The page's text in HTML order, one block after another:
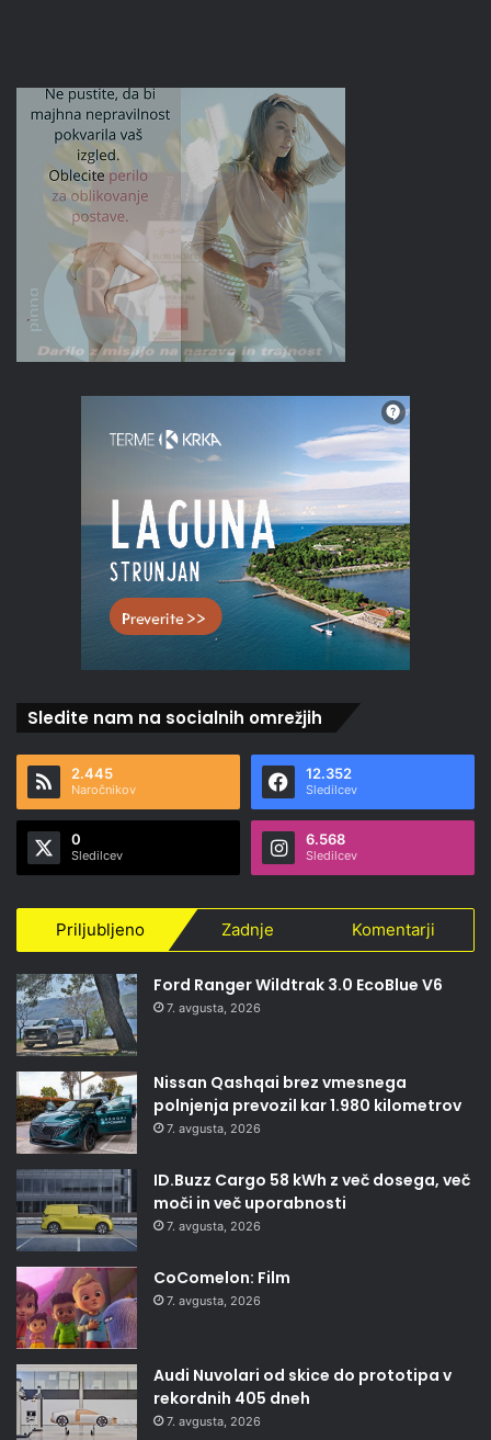
Sledite nam na socialnih omrežjih
2.445
Naročnikov
12.352
Sledilcev
0
Sledilcev
6.568
Sledilcev
Priljubljeno Zadnje Komentarji
Ford Ranger Wildtrak 3.0 EcoBlue V6
7. avgusta, 2026
Nissan Qashqai brez vmesnega
polnjenja prevozil kar 1.980 kilometrov
7. avgusta, 2026
ID.Buzz Cargo 58 kWh z več dosega, več
moči in več uporabnosti
7. avgusta, 2026
CoComelon: Film
7. avgusta, 2026
Audi Nuvolari od skice do prototipa v
rekordnih 405 dneh
7. avgusta, 2026